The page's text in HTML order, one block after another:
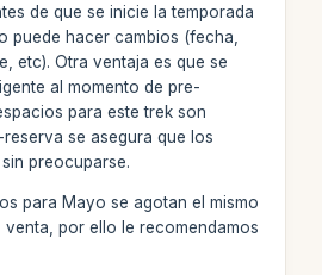
de que se inicie la temporada
puede hacer cambios (fecha,
etc). Otra ventaja es que se
al momento de pre-
para este trek son
se asegura que los
preocuparse.
para Mayo se agotan el mismo
venta, por ello le recomendamos